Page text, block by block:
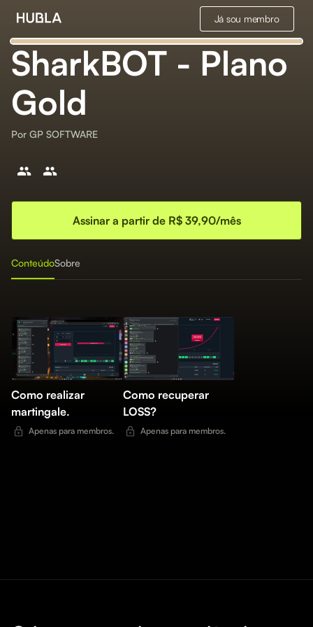
Já sou membro
SharkBOT - Plano
Gold
Por GP SOFTWARE
Assinar a partir de R$ 39,90/mês
ConteúdoSobre
Como realizar
martingale.
Apenas para membros.
Como recuperar
LOSS?
Apenas para membros.